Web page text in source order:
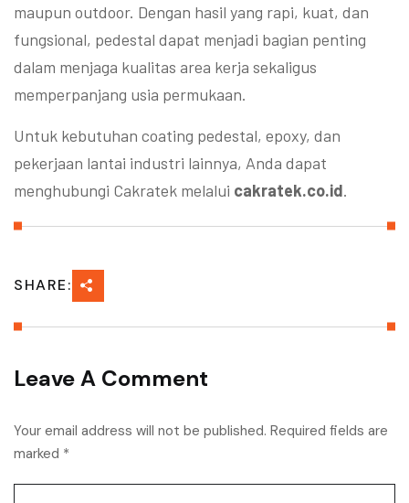
maupun outdoor. Dengan hasil yang rapi, kuat, dan
fungsional, pedestal dapat menjadi bagian penting
dalam menjaga kualitas area kerja sekaligus
memperpanjang usia permukaan.
Untuk kebutuhan coating pedestal, epoxy, dan
pekerjaan lantai industri lainnya, Anda dapat
menghubungi Cakratek melalui cakratek.co.id.
SHARE:
Leave A Comment
Your email address will not be published. Required fields are
marked *